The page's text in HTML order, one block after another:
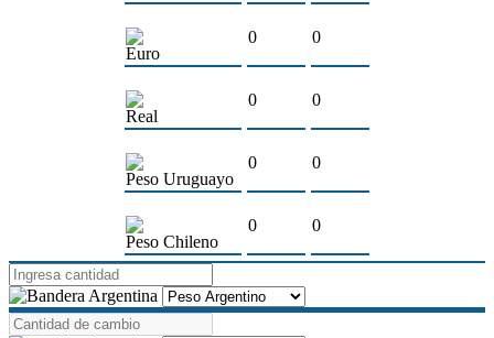
Euro
0 0
Real
0 0
Peso Uruguayo
0 0
Peso Chileno
0 0